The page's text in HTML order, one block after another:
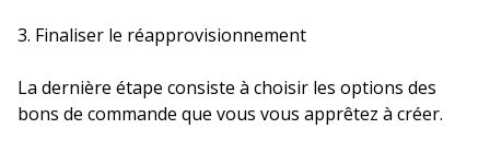
3. Finaliser le réapprovisionnement
La dernière étape consiste à choisir les options des
bons de commande que vous vous apprêtez à créer.